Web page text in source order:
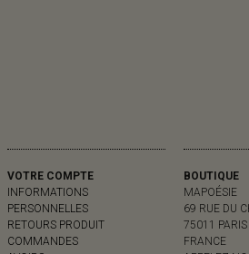
VOTRE COMPTE
INFORMATIONS
PERSONNELLES
RETOURS PRODUIT
COMMANDES
BOUTIQUE
MAPOÉSIE
69 RUE DU
75011 PARIS
FRANCE